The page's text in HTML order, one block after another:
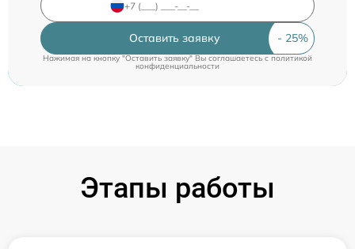
Оставить заявку
Нажимая на кнопку "Оставить заявку" Вы соглашаетесь cполитикой
конфиденциальности
Этапы работы